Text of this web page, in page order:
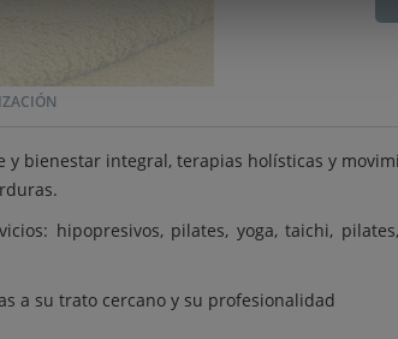
y bienestar integral, terapias holísticas y
hipopresivos, pilates, yoga, taichi,
a su trato cercano y su profesionalidad